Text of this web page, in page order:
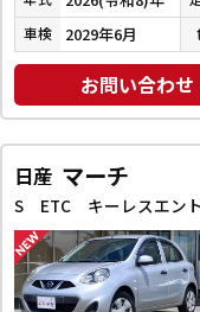
車検 2029年6月
お問い合わせ
日産 マーチ